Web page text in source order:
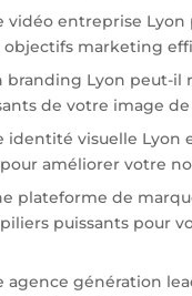
vidéo entreprise
objectifs marketing
branding Lyon peut-il
de votre image
identité visuelle Lyon
améliorer votre
plateforme de
puissants pour
agence génération